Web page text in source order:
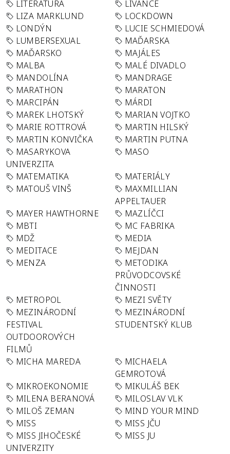
LITERATURA
LÍVANCE
LIZA MARKLUND
LOCKDOWN
LONDÝN
LUCIE SCHMIEDOVÁ
LUMBERSEXUAL
MAĎARSKA
MAĎARSKO
MAJÁLES
MALBA
MALÉ DIVADLO
MANDOLÍNA
MANDRAGE
MARATHON
MARATON
MARCIPÁN
MÁRDI
MAREK LHOTSKÝ
MARIAN VOJTKO
MARIE ROTTROVÁ
MARTIN HILSKÝ
MARTIN KONVIČKA
MARTIN PUTNA
MASARYKOVA
UNIVERZITA
MASO
MATEMATIKA
MATERIÁLY
MATOUŠ VINŠ
MAXMILLIAN
APPELTAUER
MAYER HAWTHORNE
MAZLÍČCI
MBTI
MC FABRIKA
MDŽ
MEDIA
MEDITACE
MEJDAN
MENZA
METODIKA
PRŮVODCOVSKÉ
ČINNOSTI
METROPOL
MEZI SVĚTY
MEZINÁRODNÍ
FESTIVAL
OUTDOOROVÝCH
FILMŮ
MEZINÁRODNÍ
STUDENTSKÝ KLUB
MICHA MAREDA
MICHAELA
GEMROTOVÁ
MIKROEKONOMIE
MIKULÁŠ BEK
MILENA BERANOVÁ
MILOSLAV VLK
MILOŠ ZEMAN
MIND YOUR MIND
MISS
MISS JČU
MISS JIHOČESKÉ
UNIVERZITY
MISS JU